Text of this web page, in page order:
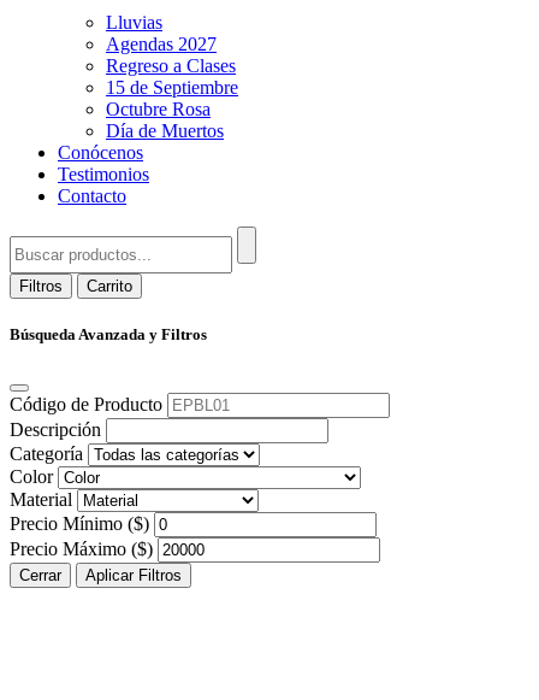
Lluvias
Agendas 2027
Regreso a Clases
15 de Septiembre
Octubre Rosa
Día de Muertos
Conócenos
Testimonios
Contacto
Filtros Carrito
Búsqueda Avanzada y Filtros
Código de Producto
Descripción
Categoría
Color
Material
Precio Mínimo ($)
Precio Máximo ($)
Cerrar Aplicar Filtros